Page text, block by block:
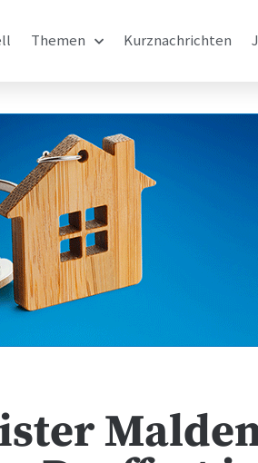
Themen Kurznachrichten